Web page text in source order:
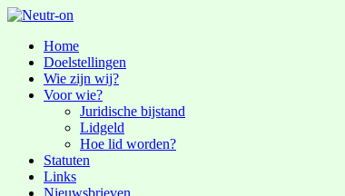
Home
Doelstellingen
Wie zijn wij?
Voor wie?
Juridische bijstand
Lidgeld
Hoe lid worden?
Statuten
Links
Nieuwsbrieven